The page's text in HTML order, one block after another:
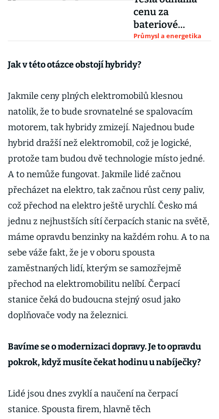
cenu za
bateriové
úložiště
na 218 milionů
Průmysl a energetika
Jak v této otázce obstojí hybridy?
Jakmile ceny plných elektromobilů klesnou
natolik, že to bude srovnatelné se spalovacím
motorem, tak hybridy zmizejí. Najednou bude
hybrid dražší než elektromobil, což je logické,
protože tam budou dvě technologie místo jedné.
A to nemůže fungovat. Jakmile lidé začnou
přecházet na elektro, tak začnou růst ceny paliv,
což přechod na elektro ještě urychlí. Česko má
jednu z nejhustších sítí čerpacích stanic na světě,
máme opravdu benzinky na každém rohu. A to na
sebe váže fakt, že je v oboru spousta
zaměstnaných lidí, kterým se samozřejmě
přechod na elektromobilitu nelíbí. Čerpací
stanice čeká do budoucna stejný osud jako
doplňovače vody na železnici.
Bavíme se o modernizaci dopravy. Je to opravdu
pokrok, když musíte čekat hodinu u nabíječky?
Lidé jsou dnes zvyklí a naučení na čerpací
stanice. Spousta firem, hlavně těch